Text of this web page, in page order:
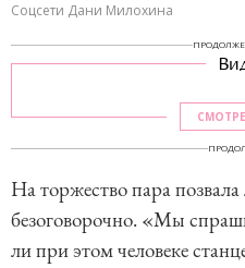
Соцсети Дани Милохина
На торжество пара
безоговорочно. «Мы
ли при этом человеке